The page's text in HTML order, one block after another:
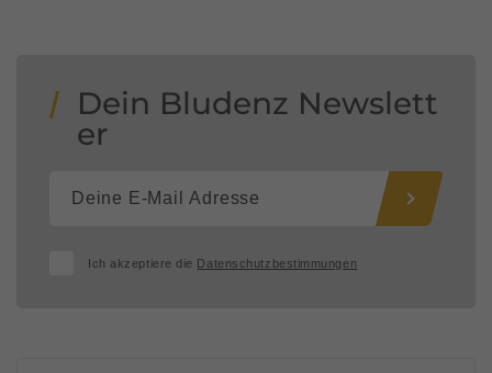
Dein Bludenz Newslett
er
Ich akzeptiere die Datenschutzbestimmungen